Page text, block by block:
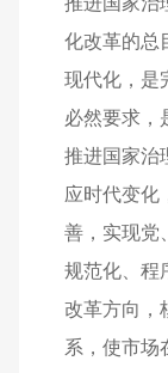
化改革的总
现代化，是
必然要求，
推进国家治
应时代变化
善，实现党
规范化、程
改革方向，
系，使市场